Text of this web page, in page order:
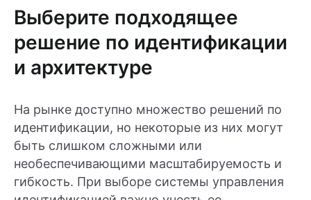
Выберите подходящее
решение по идентификации
и архитектуре
На рынке доступно множество решений по
идентификации, но некоторые из них могут
быть слишком сложными или
необеспечивающими масштабируемость и
гибкость. При выборе системы управления